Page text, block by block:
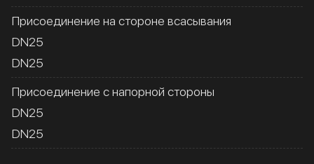
Присоединение на стороне всасывания
DN25
DN25
Присоединение с напорной стороны
DN25
DN25